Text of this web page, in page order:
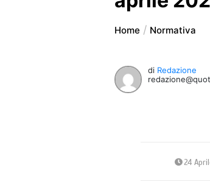
Home Normativa
di Redazione
24